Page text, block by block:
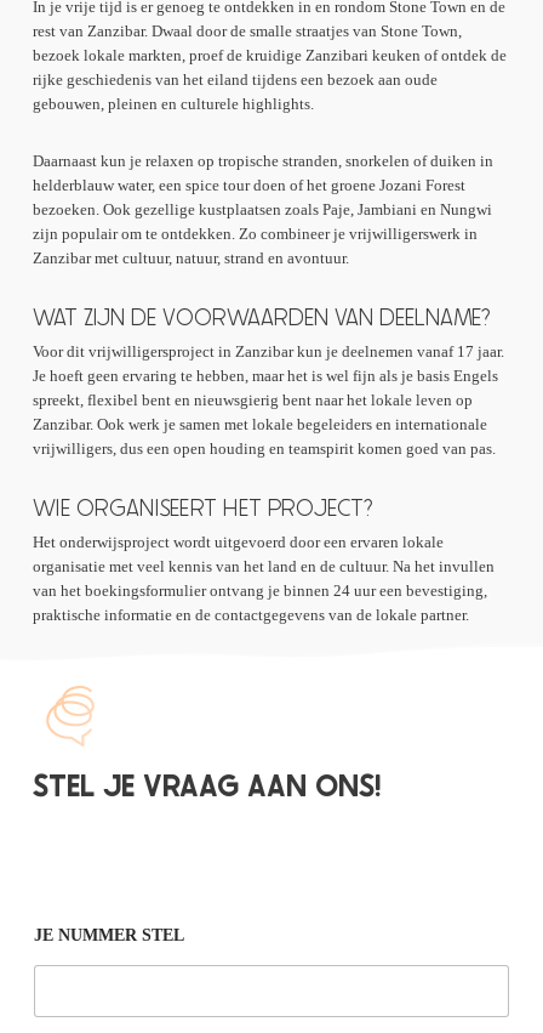
In je vrije tijd is er genoeg te ontdekken in en rondom Stone Town en de
rest van Zanzibar. Dwaal door de smalle straatjes van Stone Town,
bezoek lokale markten, proef de kruidige Zanzibari keuken of ontdek de
rijke geschiedenis van het eiland tijdens een bezoek aan oude
gebouwen, pleinen en culturele highlights.
Daarnaast kun je relaxen op tropische stranden, snorkelen of duiken in
helderblauw water, een spice tour doen of het groene Jozani Forest
bezoeken. Ook gezellige kustplaatsen zoals Paje, Jambiani en Nungwi
zijn populair om te ontdekken. Zo combineer je vrijwilligerswerk in
Zanzibar met cultuur, natuur, strand en avontuur.
WAT ZIJN DE VOORWAARDEN VAN DEELNAME?
Voor dit vrijwilligersproject in Zanzibar kun je deelnemen vanaf 17 jaar.
Je hoeft geen ervaring te hebben, maar het is wel fijn als je basis Engels
spreekt, flexibel bent en nieuwsgierig bent naar het lokale leven op
Zanzibar. Ook werk je samen met lokale begeleiders en internationale
vrijwilligers, dus een open houding en teamspirit komen goed van pas.
WIE ORGANISEERT HET PROJECT?
Het onderwijsproject wordt uitgevoerd door een ervaren lokale
organisatie met veel kennis van het land en de cultuur. Na het invullen
van het boekingsformulier ontvang je binnen 24 uur een bevestiging,
praktische informatie en de contactgegevens van de lokale partner.
STEL JE VRAAG AAN ONS!
JE NUMMER STEL